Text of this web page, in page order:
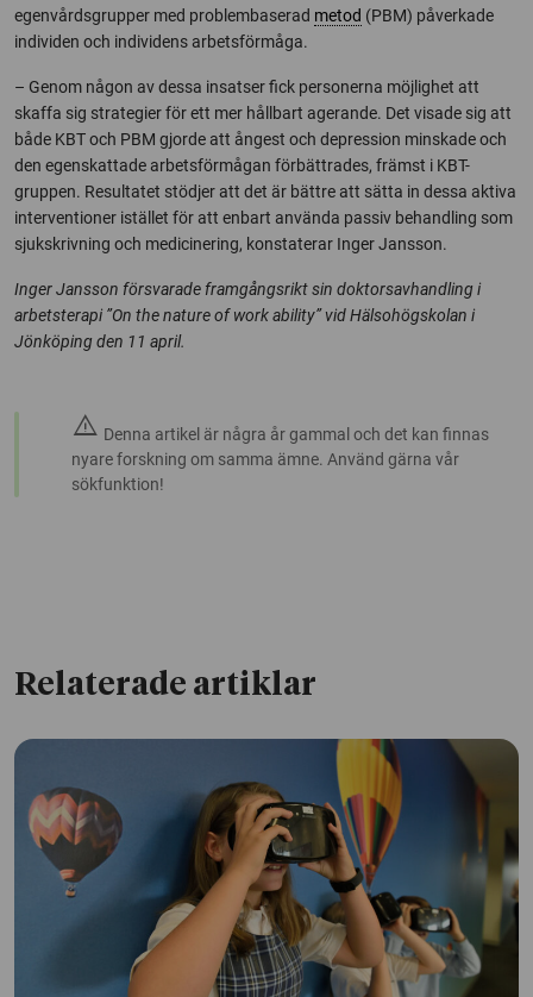
egenvårdsgrupper med problembaserad metod (PBM) påverkade
individen och individens arbetsförmåga.
– Genom någon av dessa insatser fick personerna möjlighet att
skaffa sig strategier för ett mer hållbart agerande. Det visade sig att
både KBT och PBM gjorde att ångest och depression minskade och
den egenskattade arbetsförmågan förbättrades, främst i KBT-
gruppen. Resultatet stödjer att det är bättre att sätta in dessa aktiva
interventioner istället för att enbart använda passiv behandling som
sjukskrivning och medicinering, konstaterar Inger Jansson.
Inger Jansson försvarade framgångsrikt sin doktorsavhandling i
arbetsterapi ”On the nature of work ability” vid Hälsohögskolan i
Jönköping den 11 april.
warning Denna artikel är några år gammal och det kan finnas
nyare forskning om samma ämne. Använd gärna vår
sökfunktion!
Relaterade artiklar